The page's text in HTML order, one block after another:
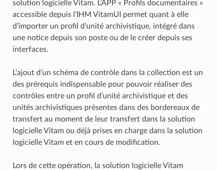
solution logicielle Vitam. L’APP « Profils documentaires »
accessible depuis l’IHM VitamUI permet quant à elle
d’importer un profil d’unité archivistique, intégré dans
une notice depuis son poste ou de le créer depuis ses
interfaces.
L’ajout d’un schéma de contrôle dans la collection est un
des prérequis indispensable pour pouvoir réaliser des
contrôles entre un profil d’unité archivistique et des
unités archivistiques présentes dans des bordereaux de
transfert au moment de leur transfert dans la solution
logicielle Vitam ou déjà prises en charge dans la solution
logicielle Vitam et en cours de modification.
Lors de cette opération, la solution logicielle Vitam